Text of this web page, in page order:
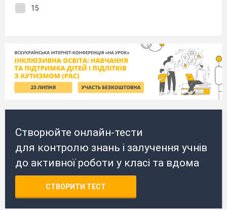
15
Створюйте онлайн-тести
для контролю знань і залучення учнів
до активної роботи у класі та вдома
СТВОРИТИ ТЕСТ